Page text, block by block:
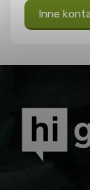
Inne